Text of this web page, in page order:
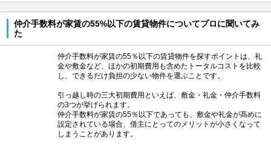
仲介手数料が家賃の55%以下の賃貸物件についてプロに聞いてみ
た
仲介手数料が家賃の55％以下の賃貸物件を探すポイントは、礼
金や敷金など、ほかの初期費用も含めたトータルコストを比較
し、できるだけ負担の少ない物件を選ぶことです。
引っ越し時の三大初期費用といえば、敷金・礼金・仲介手数料
の3つが挙げられます。
仲介手数料が家賃の55％以下であっても、敷金や礼金が高めに
設定されている場合、借主にとってのメリットが小さくなって
しまうことがあります。